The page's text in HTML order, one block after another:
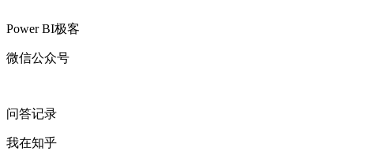
Power BI极客
微信公众号
问答记录
我在知乎